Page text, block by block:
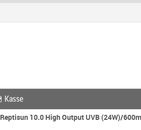
Kasse
Reptisun 10.0 High Output UVB (24W)/